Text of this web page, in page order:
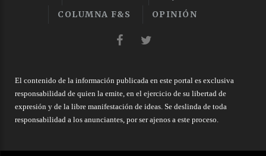
COLUMNA F&S
OPINIÓN
El contenido de la información publicada en este portal es exclusiva
responsabilidad de quien la emite, en el ejercicio de su libertad de
expresión y de la libre manifestación de ideas. Se deslinda de toda
responsabilidad a los anunciantes, por ser ajenos a este proceso.